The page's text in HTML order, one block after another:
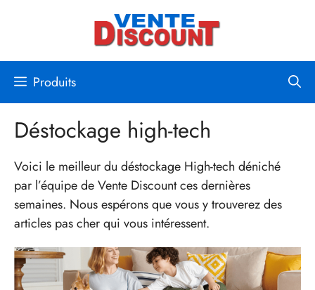
Produits
Déstockage high-tech
Voici le meilleur du déstockage High-tech déniché
par l’équipe de Vente Discount ces dernières
semaines. Nous espérons que vous y trouverez des
articles pas cher qui vous intéressent.